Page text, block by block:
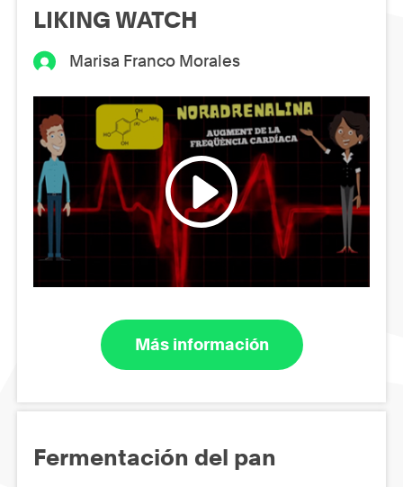
LIKING WATCH
Marisa Franco Morales
Más información
Fermentación del pan